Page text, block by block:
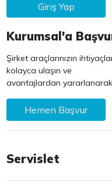
Giriş Yap
Kurumsal'a
Şirket araçlarınızın
kolayca ulaşın ve
avantajlardan yararlanarak
Hemen Başvur
Servislet